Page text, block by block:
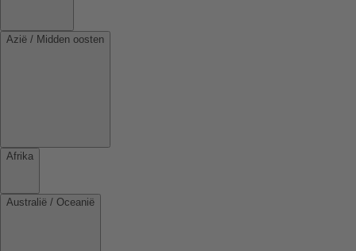
Azië / Midden oosten
Afrika
Australië / Oceanië